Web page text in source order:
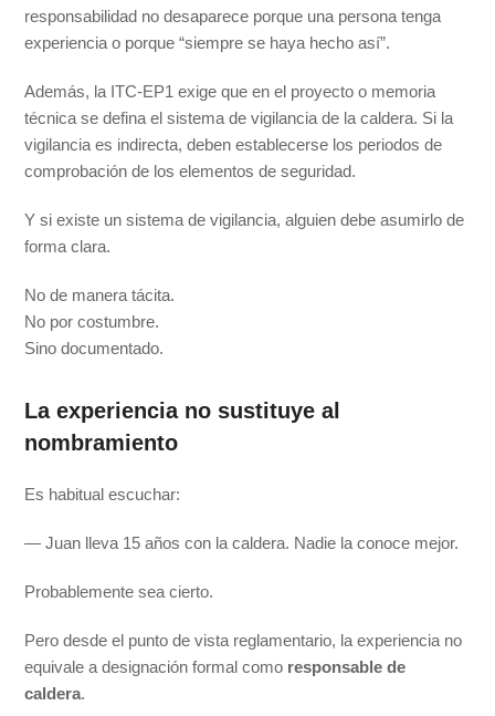
responsabilidad no desaparece porque una persona tenga
experiencia o porque “siempre se haya hecho así”.
Además, la ITC-EP1 exige que en el proyecto o memoria
técnica se defina el sistema de vigilancia de la caldera. Si la
vigilancia es indirecta, deben establecerse los periodos de
comprobación de los elementos de seguridad.
Y si existe un sistema de vigilancia, alguien debe asumirlo de
forma clara.
No de manera tácita.
No por costumbre.
Sino documentado.
La experiencia no sustituye al
nombramiento
Es habitual escuchar:
— Juan lleva 15 años con la caldera. Nadie la conoce mejor.
Probablemente sea cierto.
Pero desde el punto de vista reglamentario, la experiencia no
equivale a designación formal como responsable de
caldera.